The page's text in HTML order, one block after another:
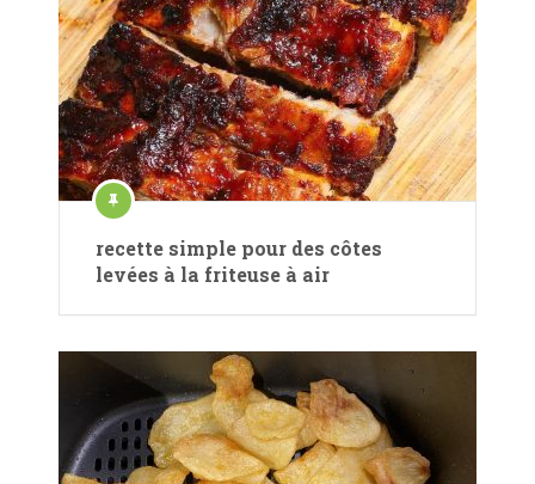
recette simple pour des côtes
levées à la friteuse à air